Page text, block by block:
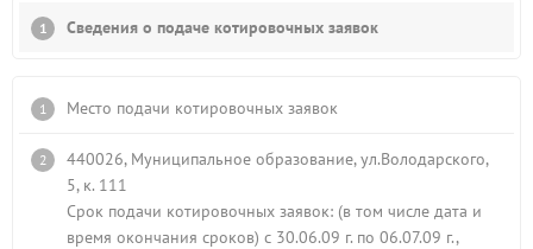
Сведения о подаче котировочных заявок
Место подачи котировочных заявок
440026, Муниципальное образование, ул.Володарского,
5, к. 111
Срок подачи котировочных заявок: (в том числе дата и
время окончания сроков) с 30.06.09 г. по 06.07.09 г.,